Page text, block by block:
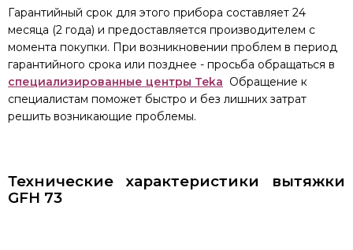
Гарантийный срок для этого прибора составляет 24
месяца (2 года) и предоставляется производителем с
момента покупки. При возникновении проблем в период
гарантийного срока или позднее - просьба обращаться в
специализированные центры Teka Обращение к
специалистам поможет быстро и без лишних затрат
решить возникающие проблемы.
Технические характеристики вытяжки
GFH 73